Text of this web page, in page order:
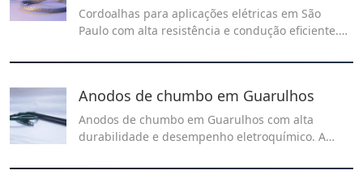
Cordoalhas para aplicações elétricas em São
Paulo com alta resistência e condução eficiente.
Veja no artigo completo!
Anodos de chumbo em Guarulhos
Anodos de chumbo em Guarulhos com alta
durabilidade e desempenho eletroquímico. A
processos industriais que exigem resistência,